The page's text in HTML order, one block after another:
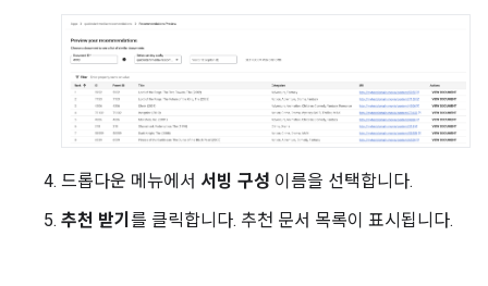
드롭다운 메뉴에서 서빙 구성 이름을 선택합니다.
추천 받기 를 클릭합니다. 추천 문서 목록이 표시됩니다.